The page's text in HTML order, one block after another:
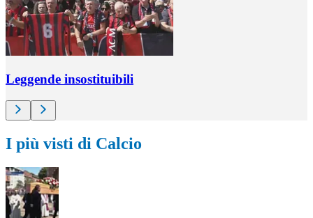
Leggende insostituibili
I più visti di Calcio